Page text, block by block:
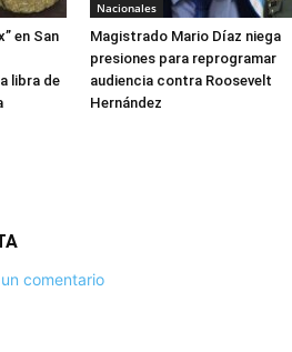
en San
libra de
Nacionales
Magistrado Mario Díaz niega
presiones para reprogramar
audiencia contra Roosevelt
Hernández
comentario